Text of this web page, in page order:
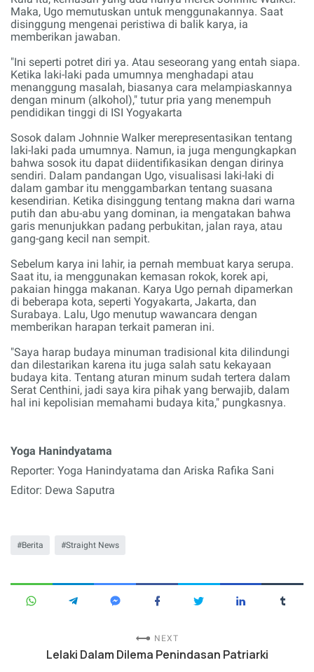
Maka, Ugo memutuskan untuk menggunakannya. Saat
disinggung mengenai peristiwa di balik karya, ia
memberikan jawaban.
"Ini seperti potret diri ya. Atau seseorang yang entah siapa.
Ketika laki-laki pada umumnya menghadapi atau
menanggung masalah, biasanya cara melampiaskannya
dengan minum (alkohol)," tutur pria yang menempuh
pendidikan tinggi di ISI Yogyakarta
Sosok dalam Johnnie Walker merepresentasikan tentang
laki-laki pada umumnya. Namun, ia juga mengungkapkan
bahwa sosok itu dapat diidentifikasikan dengan dirinya
sendiri. Dalam pandangan Ugo, visualisasi laki-laki di
dalam gambar itu menggambarkan tentang suasana
kesendirian. Ketika disinggung tentang makna dari warna
putih dan abu-abu yang dominan, ia mengatakan bahwa
garis menunjukkan padang perbukitan, jalan raya, atau
gang-gang kecil nan sempit.
Sebelum karya ini lahir, ia pernah membuat karya serupa.
Saat itu, ia menggunakan kemasan rokok, korek api,
pakaian hingga makanan. Karya Ugo pernah dipamerkan
di beberapa kota, seperti Yogyakarta, Jakarta, dan
Surabaya. Lalu, Ugo menutup wawancara dengan
memberikan harapan terkait pameran ini.
"Saya harap budaya minuman tradisional kita dilindungi
dan dilestarikan karena itu juga salah satu kekayaan
budaya kita. Tentang aturan minum sudah tertera dalam
Serat Centhini, jadi saya kira pihak yang berwajib, dalam
hal ini kepolisian memahami budaya kita," pungkasnya.
Yoga Hanindyatama
Reporter: Yoga Hanindyatama dan Ariska Rafika Sani
Editor: Dewa Saputra
Berita Straight News
NEXT
Lelaki Dalam Dilema Penindasan Patriarki